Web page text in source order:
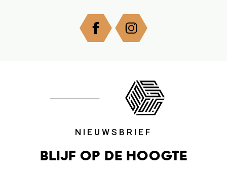
NIEUWSBRIEF
Blijf op de hoogte